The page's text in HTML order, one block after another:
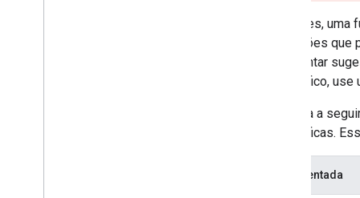
Às vezes,
operações
apresentar
específico,
A tabela a
específicas.
Ação tentada